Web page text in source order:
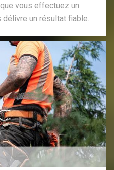
que vous effectuez un
un résultat fiable.